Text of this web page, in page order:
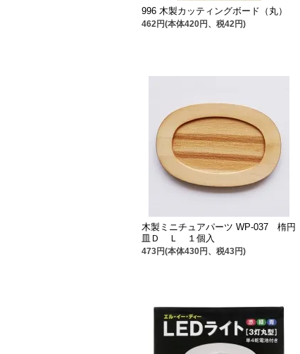
996 木製カッティングボード（丸）
462円(本体420円、税42円)
木製ミニチュアパーツ WP-037 楕円
皿Ｄ Ｌ １個入
473円(本体430円、税43円)